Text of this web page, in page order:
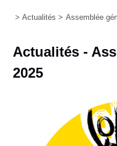
> Actualités > Assemblée
Actualités -
2025